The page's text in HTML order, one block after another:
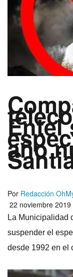
Entel
año
Por Redacción
22 noviembre 2019
La Municipalidad
suspender el
desde 1992 en el